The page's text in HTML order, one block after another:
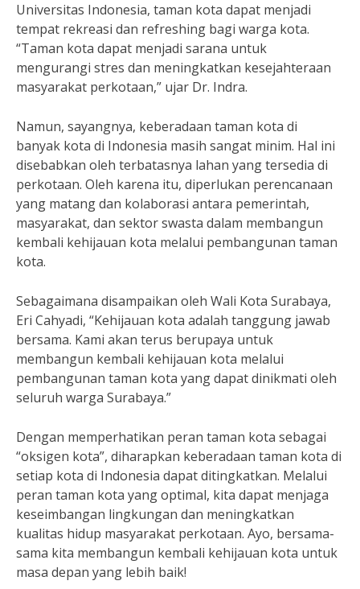
Universitas Indonesia, taman kota dapat menjadi
tempat rekreasi dan refreshing bagi warga kota.
“Taman kota dapat menjadi sarana untuk
mengurangi stres dan meningkatkan kesejahteraan
masyarakat perkotaan,” ujar Dr. Indra.
Namun, sayangnya, keberadaan taman kota di
banyak kota di Indonesia masih sangat minim. Hal ini
disebabkan oleh terbatasnya lahan yang tersedia di
perkotaan. Oleh karena itu, diperlukan perencanaan
yang matang dan kolaborasi antara pemerintah,
masyarakat, dan sektor swasta dalam membangun
kembali kehijauan kota melalui pembangunan taman
kota.
Sebagaimana disampaikan oleh Wali Kota Surabaya,
Eri Cahyadi, “Kehijauan kota adalah tanggung jawab
bersama. Kami akan terus berupaya untuk
membangun kembali kehijauan kota melalui
pembangunan taman kota yang dapat dinikmati oleh
seluruh warga Surabaya.”
Dengan memperhatikan peran taman kota sebagai
“oksigen kota”, diharapkan keberadaan taman kota di
setiap kota di Indonesia dapat ditingkatkan. Melalui
peran taman kota yang optimal, kita dapat menjaga
keseimbangan lingkungan dan meningkatkan
kualitas hidup masyarakat perkotaan. Ayo, bersama-
sama kita membangun kembali kehijauan kota untuk
masa depan yang lebih baik!